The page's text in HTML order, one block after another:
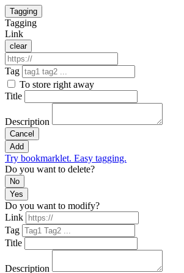
Tagging
Tagging
Link
clear
Tag
To store right away
Title
Description
Cancel
Add
Try bookmarklet. Easy tagging.
Do you want to delete?
No
Yes
Do you want to modify?
Link
Tag
Title
Description